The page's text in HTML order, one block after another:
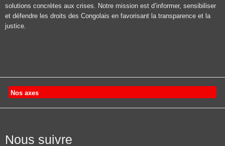
solutions concrètes aux crises. Notre mission est d’informer, sensibiliser
et défendre les droits des Congolais en favorisant la transparence et la
justice.
Nos axes
Nous suivre